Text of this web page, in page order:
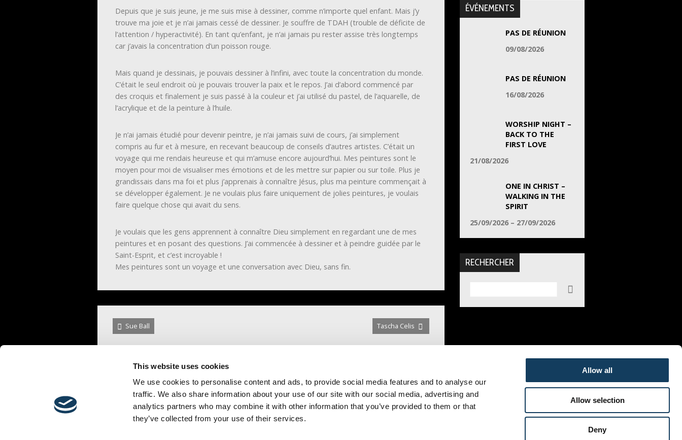
This website uses cookies
We use cookies to personalise content and ads, to provide social media features and to analyse our
traffic. We also share information about your use of our site with our social media, advertising and
analytics partners who may combine it with other information that you’ve provided to them or that
they’ve collected from your use of their services.
Allow all
Allow selection
Deny
Depuis que je suis jeune, je me suis mise à dessiner, comme n’importe quel enfant. Mais j’y
trouve ma joie et je n’ai jamais cessé de dessiner. Je souffre de TDAH (trouble de déficite de
l’attention / hyperactivité). En tant qu’enfant, je n’ai jamais pu rester assise très longtemps
car j’avais la concentration d’un poisson rouge.
Mais quand je dessinais, je pouvais dessiner à l’infini, avec toute la concentration du monde.
C’était le seul endroit où je pouvais trouver la paix et le repos. J’ai d’abord commencé par
des croquis et finalement je suis passé à la couleur et j’ai utilisé du pastel, de l’aquarelle, de
l’acrylique et de la peinture à l’huile.
Je n’ai jamais étudié pour devenir peintre, je n’ai jamais suivi de cours, j’ai simplement
compris au fur et à mesure, en recevant beaucoup de conseils d’autres artistes. C’était un
voyage qui me rendais heureuse et qui m’amuse encore aujourd’hui. Mes peintures sont le
moyen pour moi de visualiser mes émotions et de les mettre sur papier ou sur toile. Plus je
grandissais dans ma foi et plus j’apprenais à connaître Jésus, plus ma peinture commençait à
se développer également. Je ne voulais plus faire uniquement de jolies peintures, je voulais
faire quelque chose qui avait du sens.
Je voulais que les gens apprennent à connaître Dieu simplement en regardant une de mes
peintures et en posant des questions. J’ai commencée à dessiner et à peindre guidée par le
Saint-Esprit, et c’est incroyable !
Mes peintures sont un voyage et une conversation avec Dieu, sans fin.
Sue Ball Tascha Celis
ÉVÉNEMENTS
PAS DE RÉUNION
09/08/2026
PAS DE RÉUNION
16/08/2026
WORSHIP NIGHT –
BACK TO THE
FIRST LOVE
21/08/2026
ONE IN CHRIST –
WALKING IN THE
SPIRIT
25/09/2026 – 27/09/2026
RECHERCHER